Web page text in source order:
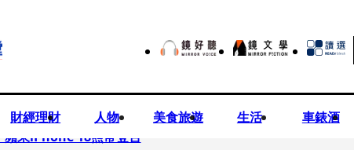
財經理財 人物 美食旅遊 生活 車錶酒
果iPhone 18照常登台